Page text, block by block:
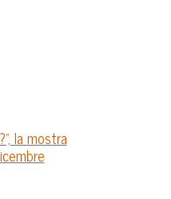
la mostra